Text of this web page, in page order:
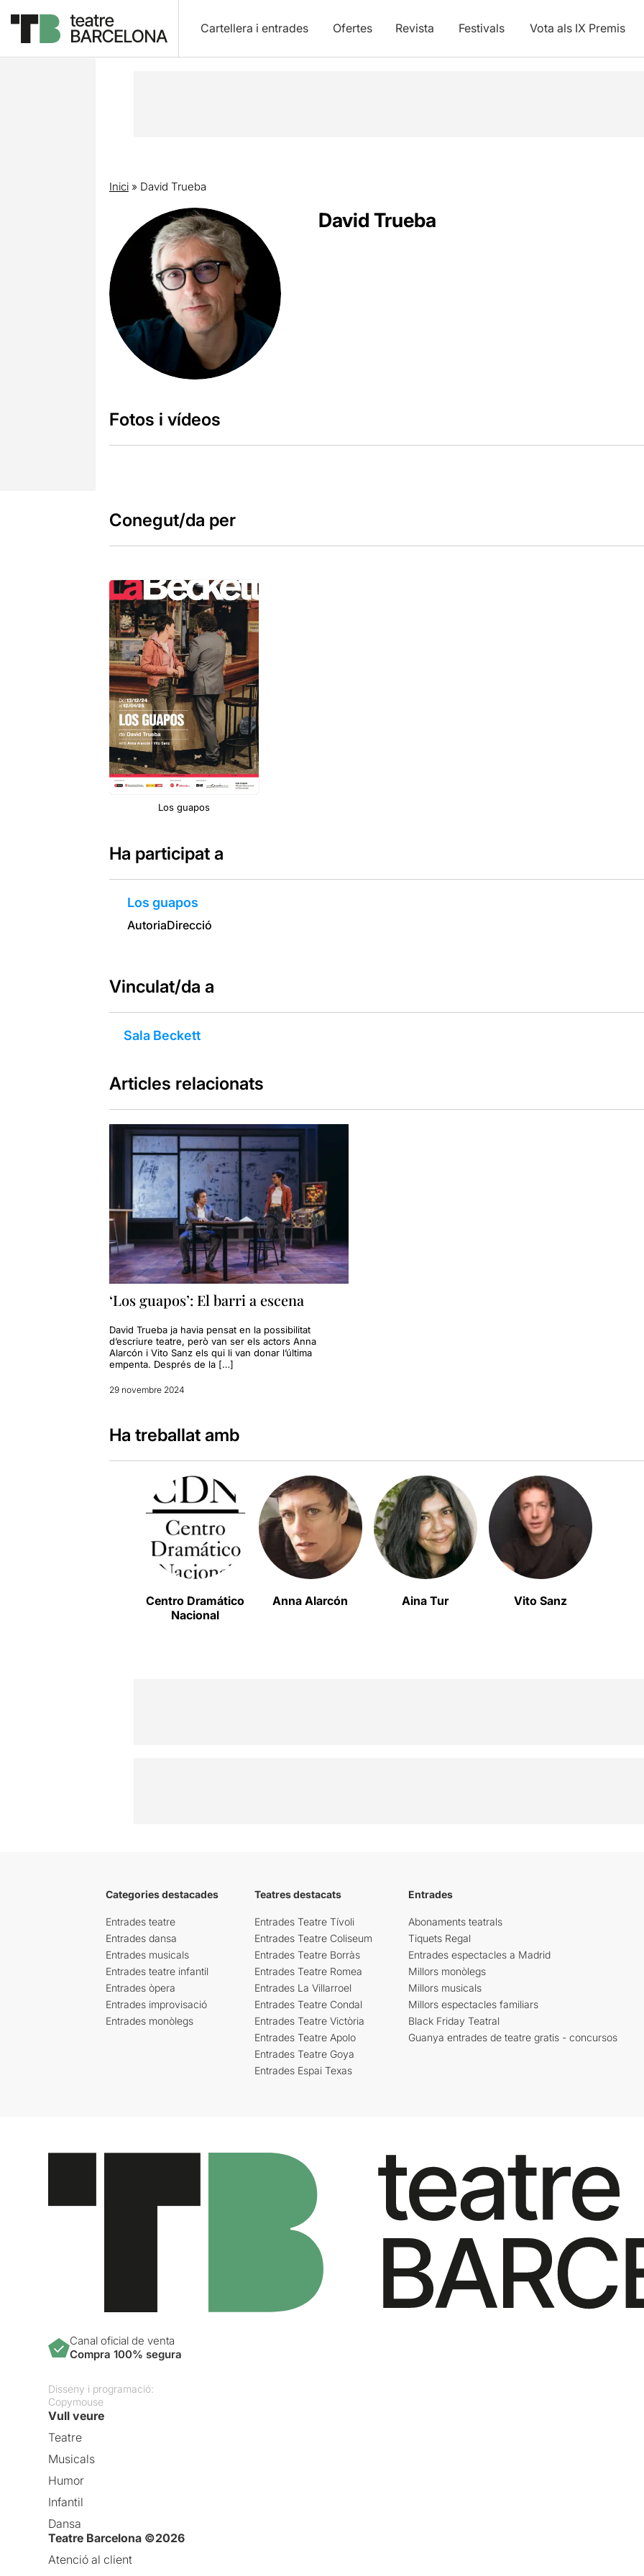
Cartellera i entrades Ofertes Revista Festivals Vota als IX Premis
Inici» David Trueba
David Trueba
Fotos i vídeos
Conegut/da per
Los guapos
Ha participat a
Los guapos
AutoriaDirecció
Vinculat/da a
Sala Beckett
Articles relacionats
‘Los guapos’: El barri a escena
David Trueba ja havia pensat en la possibilitat
d’escriure teatre, però van ser els actors Anna
Alarcón i Vito Sanz els qui li van donar l’última
empenta. Després de la […]
29 novembre 2024
Ha treballat amb
Centro Dramático
Nacional
Anna Alarcón Aina Tur Vito Sanz
Categories destacades
Entrades teatre
Entrades dansa
Entrades musicals
Entrades teatre infantil
Entrades òpera
Entrades improvisació
Entrades monòlegs
Teatres destacats
Entrades Teatre Tívoli
Entrades Teatre Coliseum
Entrades Teatre Borràs
Entrades Teatre Romea
Entrades La Villarroel
Entrades Teatre Condal
Entrades Teatre Victòria
Entrades Teatre Apolo
Entrades Teatre Goya
Entrades Espai Texas
Entrades
Abonaments teatrals
Tiquets Regal
Entrades espectacles a Madrid
Millors monòlegs
Millors musicals
Millors espectacles familiars
Black Friday Teatral
Guanya entrades de teatre gratis - concursos
Canal oficial de venta
Compra 100% segura
Disseny i programació:
Copymouse
Vull veure
Teatre
Musicals
Humor
Infantil
Dansa
Teatre Barcelona ©2026
Atenció al client